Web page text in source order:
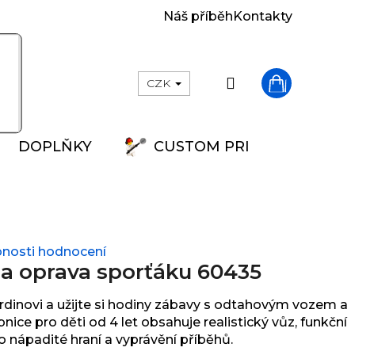
DOPLŇKY CUSTOM PRINT
CZK
Přihlášení
Nákupní
Náš příběhKontakty
hodnocení
oprava sporťáku 60435
a užijte si hodiny zábavy s odtahovým vozem a
pro děti od 4 let obsahuje realistický vůz, funkční
nápadité hraní a vyprávění příběhů.